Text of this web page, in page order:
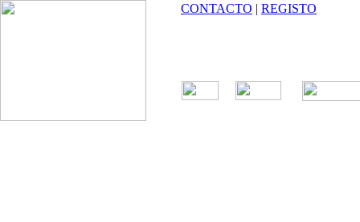
CONTACTO | REGISTO